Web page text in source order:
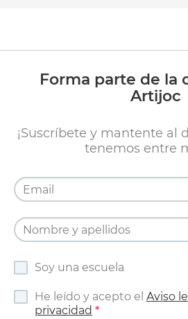
Forma parte de la
Artijoc
¡Suscríbete y mantente al
tenemos entre
Soy una escuela
He leído y acepto el Aviso
privacidad